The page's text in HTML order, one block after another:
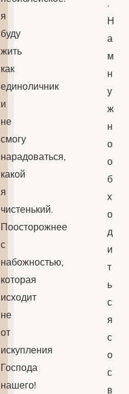
я
буду
жить
как
единоличник
и
не
смогу
нарадоваться,
какой
я
чистенький.
Поосторожнее
с
набожностью,
которая
исходит
не
от
искупления
Господа
нашего!
.
Н
а
м
н
у
ж
н
о
о
б
х
о
д
и
т
ь
с
я
с
о
с
в